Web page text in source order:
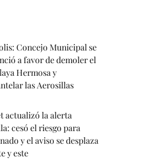
Concejo Municipal se
a favor de demoler el
Hermosa y
las Aerosillas
actualizó la alerta
cesó el riesgo para
y el aviso se desplaza
y este